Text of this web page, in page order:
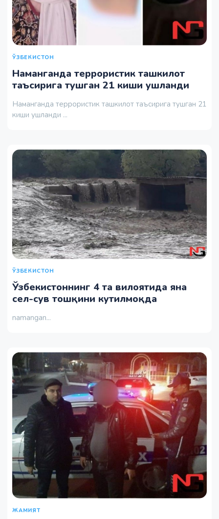
ЎЗБЕКИСТОН
Наманганда террористик ташкилот
таъсирига тушган 21 киши ушланди
Наманганда террористик ташкилот таъсирига тушган 21
киши ушланди ...
ЎЗБЕКИСТОН
Ўзбекистоннинг 4 та вилоятида яна
сел-сув тошқини кутилмоқда
namangan...
ЖАМИЯТ